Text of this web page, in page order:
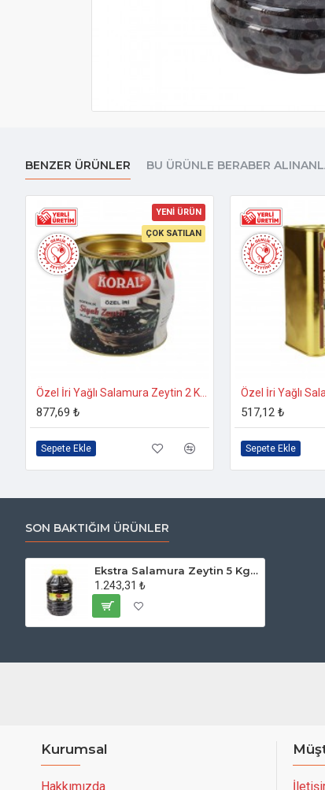
BENZER ÜRÜNLER BU ÜRÜNLE BERABER
YENİ ÜRÜN
ÇOK SATILAN
877,69 ₺
Sepete Ekle
517,12 ₺
Sepete Ekle
SON BAKTIĞIM ÜRÜNLER
Ekstra Salamura Zeytin 5 Kg. 321-360 Kalibre
1.243,31 ₺
Kurumsal
Hakkımızda